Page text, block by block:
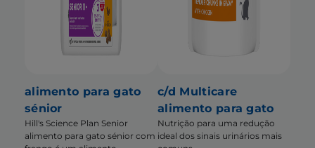
alimento para gato
sénior
Hill's Science Plan Senior
alimento para gato sénior com
c/d Multicare
alimento para gato
Nutrição para uma redução
ideal dos sinais urinários mais